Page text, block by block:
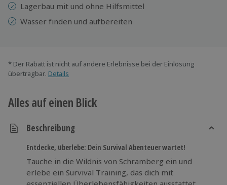
Lagerbau mit und ohne Hilfsmittel
Wasser finden und aufbereiten
* Der Rabatt ist nicht auf andere Erlebnisse bei der Einlösung
übertragbar. Details
Alles auf einen Blick
Beschreibung
Entdecke, überlebe: Dein Survival Abenteuer wartet!
Tauche in die Wildnis von Schramberg ein und
erlebe ein Survival Training, das dich mit